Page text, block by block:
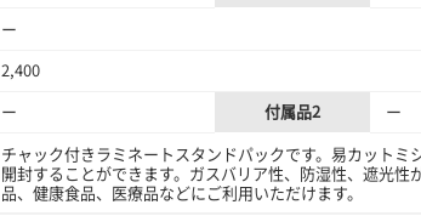
ー
2,400
ー 付属品2 ー
チャック付きラミネートスタンドパックです。易カットミ
開封することができます。ガスバリア性、防湿性、遮光性
品、健康食品、医療品などにご利用いただけます。